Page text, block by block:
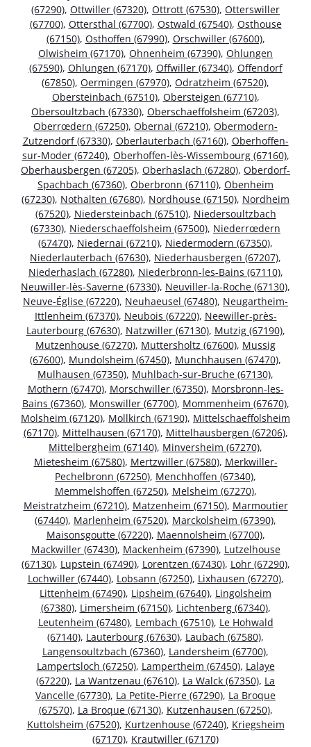
(67290), Ottwiller (67320), Ottrott (67530), Otterswiller
(67700), Ottersthal (67700), Ostwald (67540), Osthouse
(67150), Osthoffen (67990), Orschwiller (67600),
Olwisheim (67170), Ohnenheim (67390), Ohlungen
(67590), Ohlungen (67170), Offwiller (67340), Offendorf
(67850), Oermingen (67970), Odratzheim (67520),
Obersteinbach (67510), Obersteigen (67710),
Obersoultzbach (67330), Oberschaeffolsheim (67203),
Oberrœdern (67250), Obernai (67210), Obermodern-
Zutzendorf (67330), Oberlauterbach (67160), Oberhoffen-
sur-Moder (67240), Oberhoffen-lès-Wissembourg (67160),
Oberhausbergen (67205), Oberhaslach (67280), Oberdorf-
Spachbach (67360), Oberbronn (67110), Obenheim
(67230), Nothalten (67680), Nordhouse (67150), Nordheim
(67520), Niedersteinbach (67510), Niedersoultzbach
(67330), Niederschaeffolsheim (67500), Niederrœdern
(67470), Niedernai (67210), Niedermodern (67350),
Niederlauterbach (67630), Niederhausbergen (67207),
Niederhaslach (67280), Niederbronn-les-Bains (67110),
Neuwiller-lès-Saverne (67330), Neuviller-la-Roche (67130),
Neuve-Église (67220), Neuhaeusel (67480), Neugartheim-
Ittlenheim (67370), Neubois (67220), Neewiller-près-
Lauterbourg (67630), Natzwiller (67130), Mutzig (67190),
Mutzenhouse (67270), Muttersholtz (67600), Mussig
(67600), Mundolsheim (67450), Munchhausen (67470),
Mulhausen (67350), Muhlbach-sur-Bruche (67130),
Mothern (67470), Morschwiller (67350), Morsbronn-les-
Bains (67360), Monswiller (67700), Mommenheim (67670),
Molsheim (67120), Mollkirch (67190), Mittelschaeffolsheim
(67170), Mittelhausen (67170), Mittelhausbergen (67206),
Mittelbergheim (67140), Minversheim (67270),
Mietesheim (67580), Mertzwiller (67580), Merkwiller-
Pechelbronn (67250), Menchhoffen (67340),
Memmelshoffen (67250), Melsheim (67270),
Meistratzheim (67210), Matzenheim (67150), Marmoutier
(67440), Marlenheim (67520), Marckolsheim (67390),
Maisonsgoutte (67220), Maennolsheim (67700),
Mackwiller (67430), Mackenheim (67390), Lutzelhouse
(67130), Lupstein (67490), Lorentzen (67430), Lohr (67290),
Lochwiller (67440), Lobsann (67250), Lixhausen (67270),
Littenheim (67490), Lipsheim (67640), Lingolsheim
(67380), Limersheim (67150), Lichtenberg (67340),
Leutenheim (67480), Lembach (67510), Le Hohwald
(67140), Lauterbourg (67630), Laubach (67580),
Langensoultzbach (67360), Landersheim (67700),
Lampertsloch (67250), Lampertheim (67450), Lalaye
(67220), La Wantzenau (67610), La Walck (67350), La
Vancelle (67730), La Petite-Pierre (67290), La Broque
(67570), La Broque (67130), Kutzenhausen (67250),
Kuttolsheim (67520), Kurtzenhouse (67240), Kriegsheim
(67170), Krautwiller (67170)